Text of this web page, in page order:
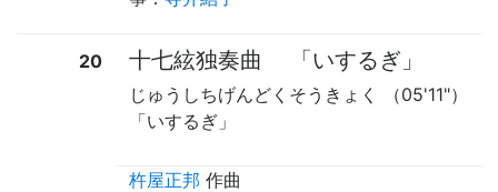
20 十七絃独奏曲 「いするぎ」
（05'11"）
じゅうしちげんどくそうきょく
「いするぎ」
杵屋正邦 作曲